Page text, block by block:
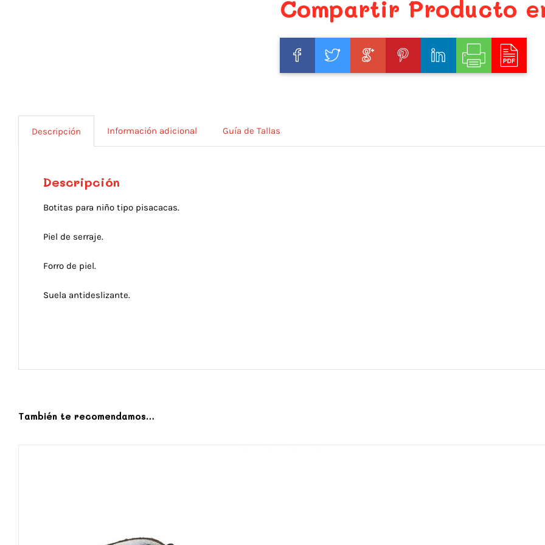
Compartir Producto
Descripción Información adicional Guía de Tallas
Descripción
Botitas para niño tipo pisacacas.
Piel de serraje.
Forro de piel.
Suela antideslizante.
También te recomendamos…